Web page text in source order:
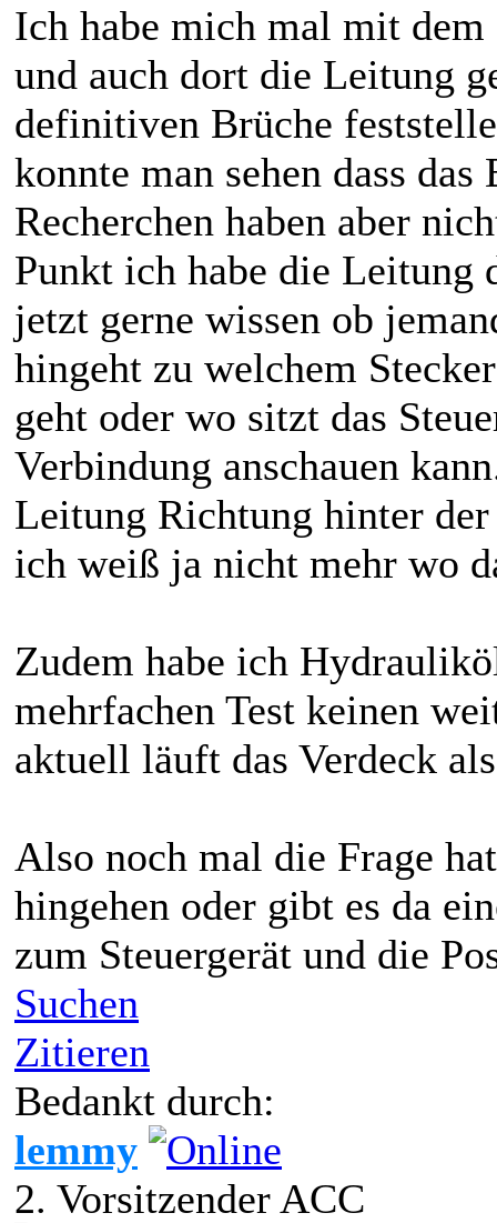
Ich habe mich mal mit
und auch dort die Leitung
definitiven Brüche
konnte man sehen dass
Recherchen haben aber
Punkt ich habe die Leitung
jetzt gerne wissen ob
hingeht zu welchem
geht oder wo sitzt das
Verbindung anschauen
Leitung Richtung hinter
ich weiß ja nicht mehr wo
Zudem habe ich
mehrfachen Test keinen
aktuell läuft das Verdeck
Also noch mal die Frage
hingehen oder gibt es da
zum Steuergerät und die
Suchen
Zitieren
Bedankt durch:
lemmy
2. Vorsitzender ACC